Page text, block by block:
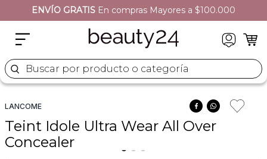
ENVÍO GRATIS En compras Mayores a $100.000
Buscar por producto o categoría
LANCOME
Teint Idole Ultra Wear All Over
Concealer
moschino
naj oleari
5. versace